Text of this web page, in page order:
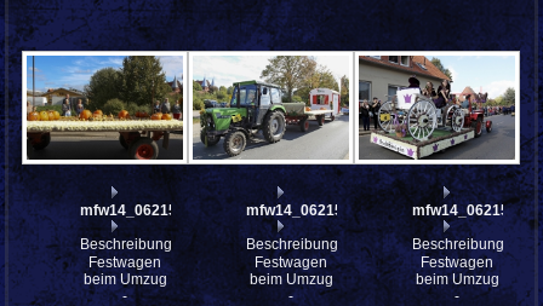
mfw14_062155
Beschreibung:
Festwagen
beim Umzug
-
mfw14_062154
Beschreibung:
Festwagen
beim Umzug
-
mfw14_062152
Beschreibung:
Festwagen
beim Umzug
-